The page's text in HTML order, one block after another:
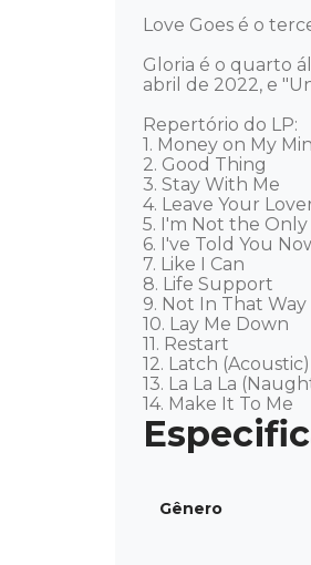
Love Goes é o
Gloria é o quarto
abril de 2022, e
Repertório do LP:
1. Money on My
2. Good Thing
3. Stay With Me
4. Leave Your
5. I'm Not the Only
6. I've Told You
7. Like I Can
8. Life Support
9. Not In That Way
10. Lay Me Down
11. Restart
12. Latch (Acoustic)
13. La La La
14. Make It To Me
Gênero